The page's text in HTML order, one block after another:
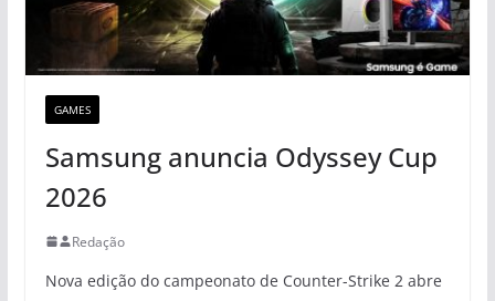
GAMES
Samsung anuncia Odyssey Cup
2026
Redação
Nova edição do campeonato de Counter-Strike 2 abre